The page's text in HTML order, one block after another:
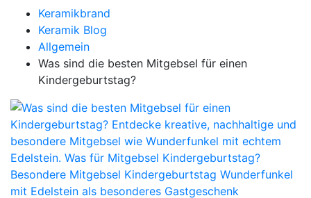
Keramikbrand
Keramik Blog
Allgemein
Was sind die besten Mitgebsel für einen
Kindergeburtstag?